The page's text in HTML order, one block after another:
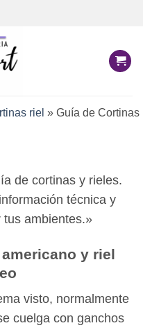
riel » Guía de Cortinas
de cortinas y rieles.
técnica y
ambientes.»
y riel
visto, normalmente
cuelga con ganchos